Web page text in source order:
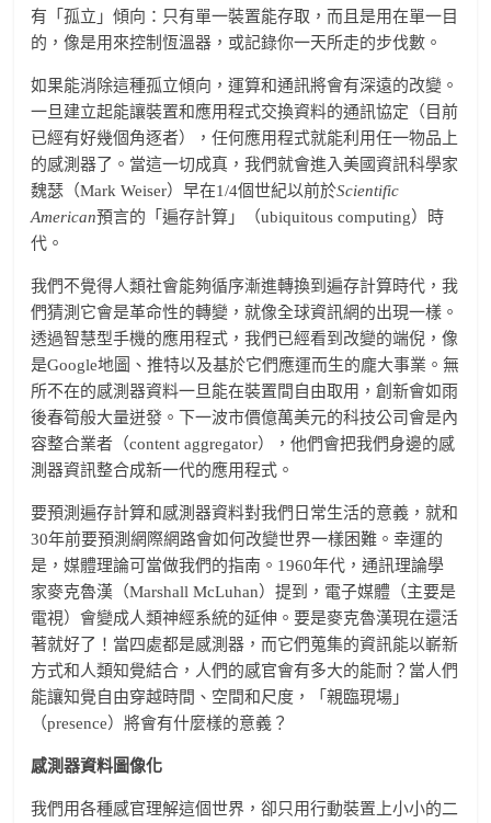
有「孤立」傾向：只有單一裝置能存取，而且是用在單一目
的，像是用來控制恆溫器，或記錄你一天所走的步伐數。
如果能消除這種孤立傾向，運算和通訊將會有深遠的改變。
一旦建立起能讓裝置和應用程式交換資料的通訊協定（目前
已經有好幾個角逐者），任何應用程式就能利用任一物品上
的感測器了。當這一切成真，我們就會進入美國資訊科學家
魏瑟（Mark Weiser）早在1/4個世紀以前於Scientific
American預言的「遍存計算」（ubiquitous computing）時
代。
我們不覺得人類社會能夠循序漸進轉換到遍存計算時代，我
們猜測它會是革命性的轉變，就像全球資訊網的出現一樣。
透過智慧型手機的應用程式，我們已經看到改變的端倪，像
是Google地圖、推特以及基於它們應運而生的龐大事業。無
所不在的感測器資料一旦能在裝置間自由取用，創新會如雨
後春筍般大量迸發。下一波市價億萬美元的科技公司會是內
容整合業者（content aggregator），他們會把我們身邊的感
測器資訊整合成新一代的應用程式。
要預測遍存計算和感測器資料對我們日常生活的意義，就和
30年前要預測網際網路會如何改變世界一樣困難。幸運的
是，媒體理論可當做我們的指南。1960年代，通訊理論學
家麥克魯漢（Marshall McLuhan）提到，電子媒體（主要是
電視）會變成人類神經系統的延伸。要是麥克魯漢現在還活
著就好了！當四處都是感測器，而它們蒐集的資訊能以嶄新
方式和人類知覺結合，人們的感官會有多大的能耐？當人們
能讓知覺自由穿越時間、空間和尺度，「親臨現場」
（presence）將會有什麼樣的意義？
感測器資料圖像化
我們用各種感官理解這個世界，卻只用行動裝置上小小的二